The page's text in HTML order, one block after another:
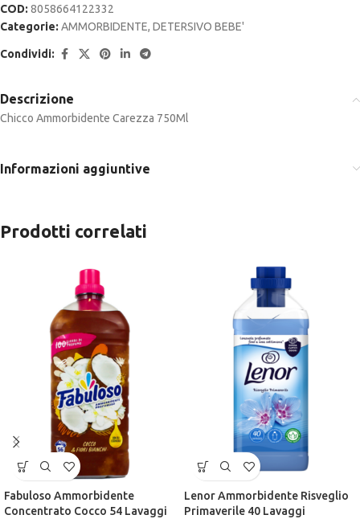
COD: 8058664122332
Categorie: AMMORBIDENTE, DETERSIVO BEBE'
Condividi:
Descrizione
Chicco Ammorbidente Carezza 750Ml
Informazioni aggiuntive
Prodotti correlati
Fabuloso Ammorbidente
Concentrato Cocco 54 Lavaggi
Lenor Ammorbidente Risveglio
Primaverile 40 Lavaggi